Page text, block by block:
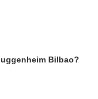
Bilbao?